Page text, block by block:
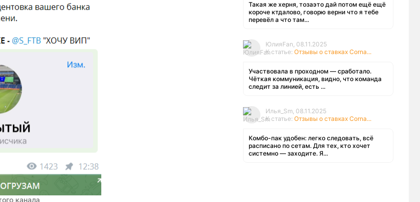
канала
Такая же херня, тозаэто дай потом ещё ещё
короче ктдалово, говорю верни что я тебе
перевёл а что там...
ЮлияFan, 08.11.2025
К статье: Отзывы о ставках Corna...
Участвовала в проходном — сработало.
Чёткая коммуникация, видно, что команда
следит за линией, есть ...
Илья_Sm, 08.11.2025
К статье: Отзывы о ставках Corna...
Комбо-пак удобен: легко следовать, всё
расписано по сетам. Для тех, кто хочет
системно — заходите. Я...